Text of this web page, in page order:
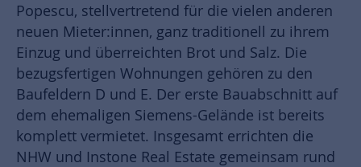
Popescu, stellvertretend für die vielen anderen
neuen Mieter:innen, ganz traditionell zu ihrem
Einzug und überreichten Brot und Salz. Die
bezugsfertigen Wohnungen gehören zu den
Baufeldern D und E. Der erste Bauabschnitt auf
dem ehemaligen Siemens-Gelände ist bereits
komplett vermietet. Insgesamt errichten die
NHW und Instone Real Estate gemeinsam rund